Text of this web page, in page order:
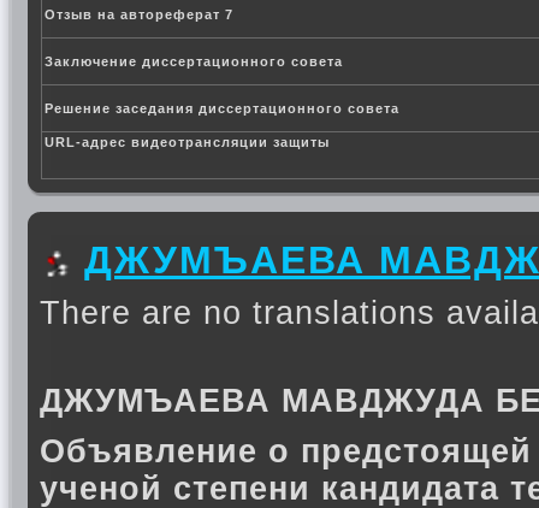
Отзыв на автореферат 7
Заключение диссертационного совета
Решение заседания диссертационного совета
URL-адрес видеотрансляции защиты
ДЖУМЪАЕВА
There are no translations
ДЖУМЪАЕВА МАВДЖУДА
Объявление о предстоящей
ученой степени кандидата